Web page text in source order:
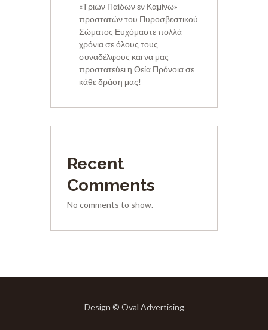
«Τριών Παίδων εν Καμίνω»
προστατών του Πυροσβεστικού
Σώματος Ευχόμαστε πολλά
χρόνια σε όλους τους
συναδέλφους και να μας
προστατεύει η Θεία Πρόνοια σε
κάθε δράση μας!
Recent
Comments
No comments to show.
Design © Oval Advertising